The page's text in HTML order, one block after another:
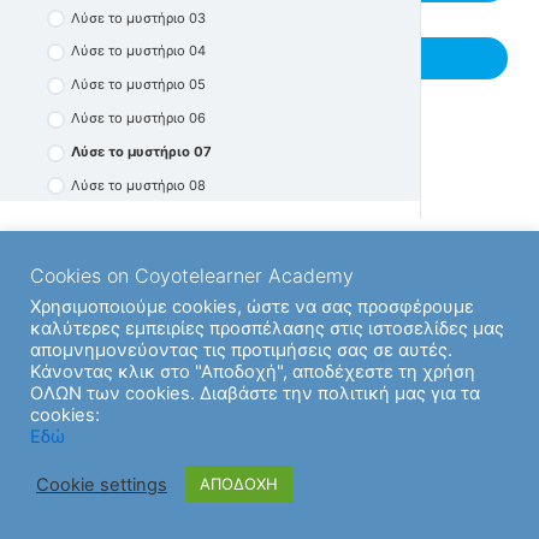
Προβλήματα 09
Λύσε το μυστήριο 03
Λύσε το μυστήριο 04
Λύσε το μυστήριο 05
Λύσε το μυστήριο 06
Λύσε το μυστήριο 07
Λύσε το μυστήριο 08
Λύσε το μυστήριο 11
Λύσε το μυστήριο 12
Λύσε το μυστήριο 13
Λύσε το μυστήριο 14
Λύσε το μυστήριο 15
Λύσε το μυστήριο 17
Cookies on Coyotelearner Academy
Χρησιμοποιούμε cookies, ώστε να σας προσφέρουμε
καλύτερες εμπειρίες προσπέλασης στις ιστοσελίδες μας
απομνημονεύοντας τις προτιμήσεις σας σε αυτές.
Κάνοντας κλικ στο "Αποδοχή", αποδέχεστε τη χρήση
ΟΛΩΝ των cookies. Διαβάστε την πολιτική μας για τα
cookies:
Εδώ
Cookie settings ΑΠΟΔΟΧΗ